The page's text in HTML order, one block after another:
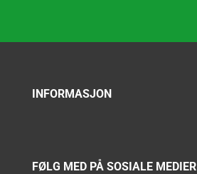
INFORMASJON
FØLG MED PÅ SOSIALE MEDIER